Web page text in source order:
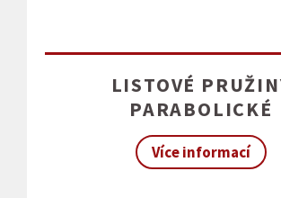
LISTOVÉ
PARABOLICKÉ
Více informací